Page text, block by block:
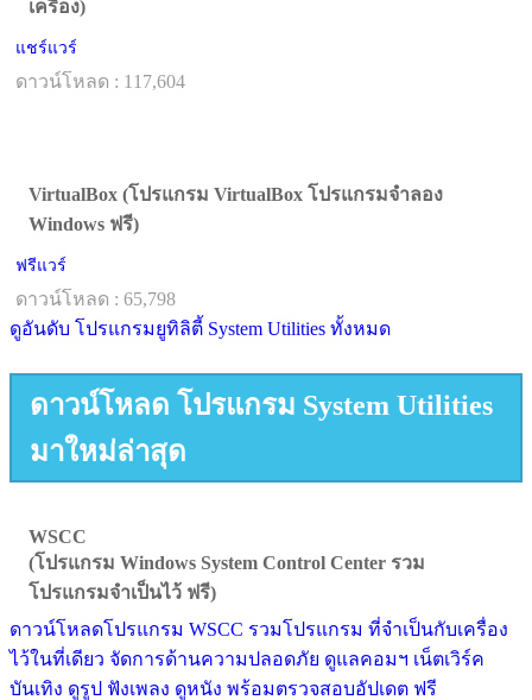
เครื่อง)
แชร์แวร์
ดาวน์โหลด : 117,604
VirtualBox (โปรแกรม VirtualBox โปรแกรมจำลอง
Windows ฟรี)
ฟรีแวร์
ดาวน์โหลด : 65,798
ดูอันดับ โปรแกรมยูทิลิตี้ System Utilities ทั้งหมด
ดาวน์โหลด โปรแกรม System Utilities
มาใหม่ล่าสุด
WSCC
(โปรแกรม Windows System Control Center รวม
โปรแกรมจำเป็นไว้ ฟรี)
ดาวน์โหลดโปรแกรม WSCC รวมโปรแกรม ที่จำเป็นกับเครื่อง
ไว้ในที่เดียว จัดการด้านความปลอดภัย ดูแลคอมฯ เน็ตเวิร์ค
บันเทิง ดูรูป ฟังเพลง ดูหนัง พร้อมตรวจสอบอัปเดต ฟรี